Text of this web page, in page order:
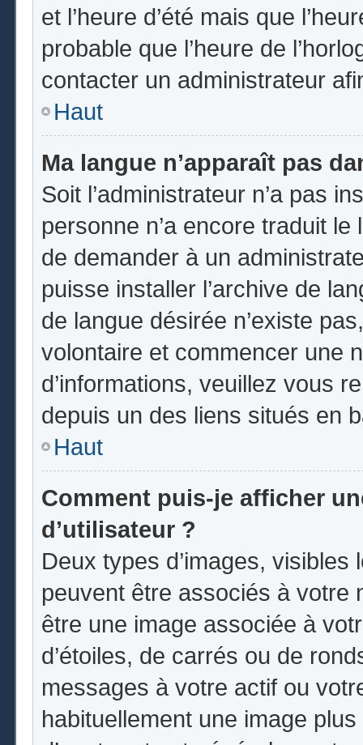
et l’heure d’été mais que
probable que l’heure de
contacter un administrateur
Haut
Ma langue n’apparaît pas
Soit l’administrateur n’a pas
personne n’a encore traduit
de demander à un
puisse installer l’archive de
de langue désirée n’existe
volontaire et commencer une
d’informations, veuillez vous
depuis un des liens situés en
Haut
Comment puis-je afficher
d’utilisateur ?
Deux types d’images,
peuvent être associés à votre
être une image associée à
d’étoiles, de carrés ou de
messages à votre actif ou
habituellement une image